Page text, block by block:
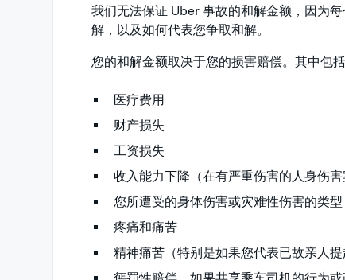
我们无法保证 Uber 事故的和解金额，因为
解，以及如何代表您争取和解。
您的和解金额取决于您的损害赔偿。其中包括
医疗费用
财产损失
工资损失
收入能力下降（在有严重伤害的人身伤害
您所遭受的身体伤害或灾难性伤害的类型
疼痛和痛苦
精神痛苦（特别是如果您代表已故亲人提